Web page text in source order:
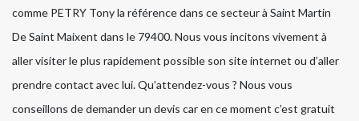
comme PETRY Tony la référence dans ce secteur à Saint Martin
De Saint Maixent dans le 79400. Nous vous incitons vivement à
aller visiter le plus rapidement possible son site internet ou d’aller
prendre contact avec lui. Qu’attendez-vous ? Nous vous
conseillons de demander un devis car en ce moment c’est gratuit